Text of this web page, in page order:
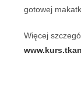
gotowej
Więcej